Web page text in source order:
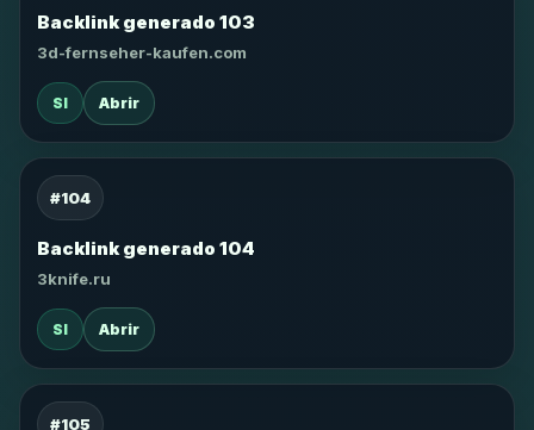
Backlink generado 103
3d-fernseher-kaufen.com
SI Abrir
#104
Backlink generado 104
3knife.ru
SI Abrir
#105